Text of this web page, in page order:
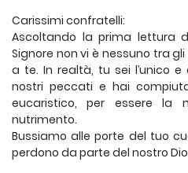
Carissimi confratelli:
Ascoltando la prima lettura
Signore non vi è nessuno tra
a te. In realtà, tu sei l’unico
nostri peccati e hai
eucaristico, per essere la
nutrimento.
Bussiamo alle porte del tuo
perdono da parte del nostro